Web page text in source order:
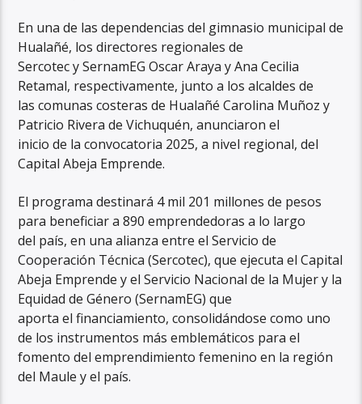
En una de las dependencias del gimnasio municipal de
Hualañé, los directores regionales de
Sercotec y SernamEG Oscar Araya y Ana Cecilia
Retamal, respectivamente, junto a los alcaldes de
las comunas costeras de Hualañé Carolina Muñoz y
Patricio Rivera de Vichuquén, anunciaron el
inicio de la convocatoria 2025, a nivel regional, del
Capital Abeja Emprende.
El programa destinará 4 mil 201 millones de pesos
para beneficiar a 890 emprendedoras a lo largo
del país, en una alianza entre el Servicio de
Cooperación Técnica (Sercotec), que ejecuta el Capital
Abeja Emprende y el Servicio Nacional de la Mujer y la
Equidad de Género (SernamEG) que
aporta el financiamiento, consolidándose como uno
de los instrumentos más emblemáticos para el
fomento del emprendimiento femenino en la región
del Maule y el país.